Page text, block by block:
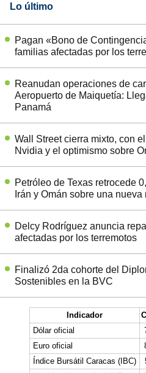
Lo último
Pagan «Bono de
familias afectadas por los
Reanudan operaciones de
Aeropuerto de Maiquetía:
Panamá
Wall Street cierra mixto, con
Nvidia y el optimismo sobre
Petróleo de Texas retrocede
Irán y Omán sobre una nueva
Delcy Rodríguez anuncia
afectadas por los terremotos
Finalizó 2da cohorte del
Sostenibles en la BVC
Indicador
Dólar oficial
Euro oficial
Índice Bursátil Caracas (IBC)